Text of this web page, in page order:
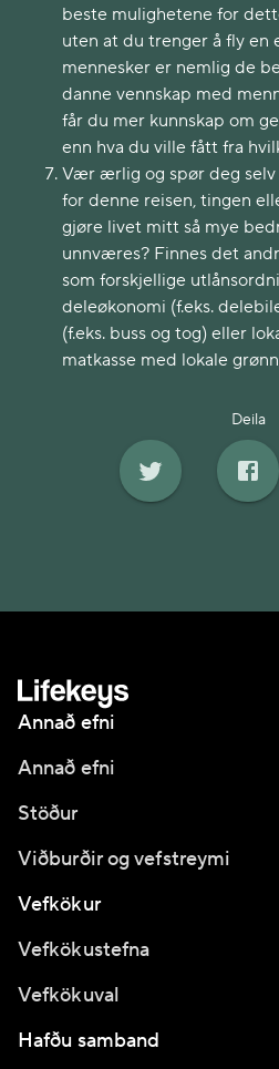
beste mulighetene for
uten at du trenger å fly en
mennesker er nemlig de
danne vennskap med
får du mer kunnskap om
enn hva du ville fått fra
Vær ærlig og spør deg
for denne reisen, tingen
gjøre livet mitt så mye
unnværes? Finnes det
som forskjellige
deleøkonomi (f.eks.
(f.eks. buss og tog) eller
matkasse med lokale
Deila
Annað efni
Annað efni
Stöður
Viðburðir og vefstreymi
Vefkökur
Vefkökustefna
Vefkökuval
Hafðu samband